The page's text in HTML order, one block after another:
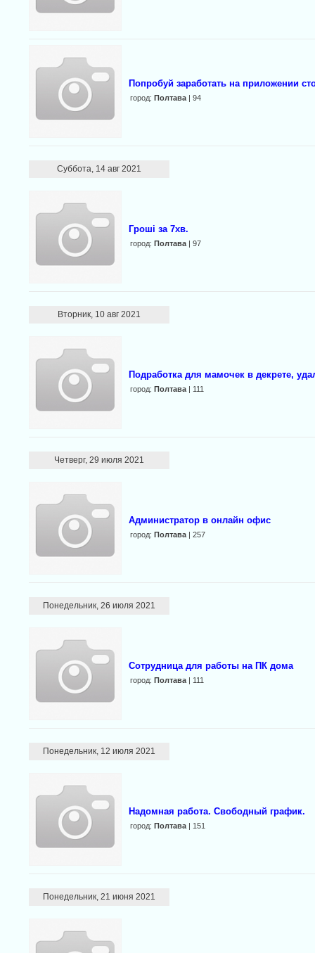
Попробуй заработать на приложении
город: Полтава| 94
Суббота, 14 авг 2021
Гроші за 7хв.
город: Полтава| 97
Вторник, 10 авг 2021
Подработка для мамочек в декрете,
город: Полтава| 111
Четверг, 29 июля 2021
Администратор в онлайн офис
город: Полтава| 257
Понедельник, 26 июля 2021
Сотрудница для работы на ПК дома
город: Полтава| 111
Понедельник, 12 июля 2021
Надомная работа. Свободный график.
город: Полтава| 151
Понедельник, 21 июня 2021